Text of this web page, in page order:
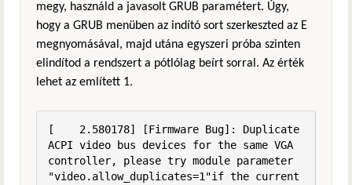
megy, használd a javasolt GRUB paramétert. Úgy,
hogy a GRUB menüben az indító sort szerkeszted az E
megnyomásával, majd utána egyszeri próba szinten
elindítod a rendszert a pótlólag beírt sorral. Az érték
lehet az említett 1.
[    2.580178] [Firmware Bug]: Duplicate
ACPI video bus devices for the same VGA
controller, please try module parameter
"video.allow_duplicates=1"if the current